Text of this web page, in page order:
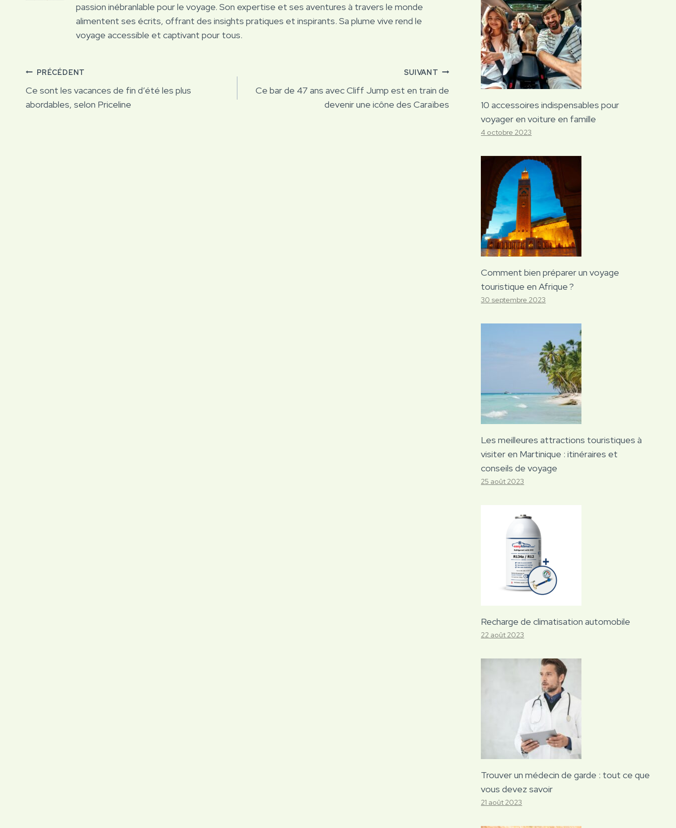
passion inébranlable pour le voyage. Son expertise et ses aventures à travers le monde
alimentent ses écrits, offrant des insights pratiques et inspirants. Sa plume vive rend le
voyage accessible et captivant pour tous.
Navigation
de
PRÉCÉDENT
Ce sont les vacances de fin d’été les plus
abordables, selon Priceline
SUIVANT
Ce bar de 47 ans avec Cliff Jump est en train de
devenir une icône des Caraïbes
10 accessoires indispensables pour
voyager en voiture en famille
4 octobre 2023
Comment bien préparer un voyage
touristique en Afrique ?
30 septembre 2023
Les meilleures attractions touristiques à
visiter en Martinique : itinéraires et
conseils de voyage
25 août 2023
Recharge de climatisation automobile
22 août 2023
Trouver un médecin de garde : tout ce que
vous devez savoir
21 août 2023